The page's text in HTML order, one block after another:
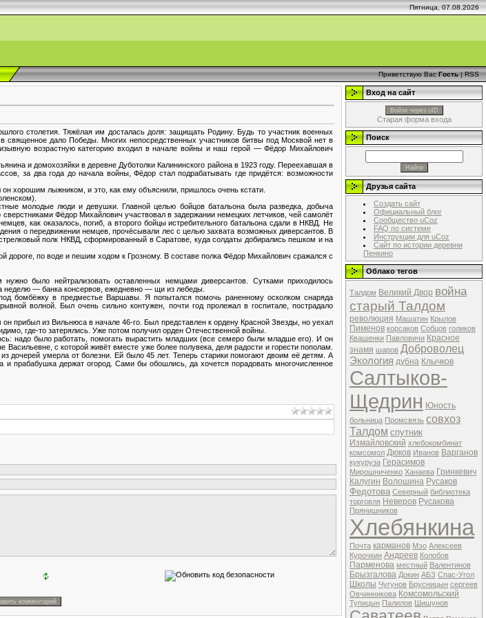
Пятница, 07.08.2026
Приветствую Вас Гость|RSS
столетия. Тяжёлая им досталась доля: защищать Родину. Будь то участник военных
священное дало Победы. Многих непосредственных участников битвы под Москвой нет в
возрастную категорию входил в начале войны и наш герой — Фёдор Михайлович
и домохозяйки в деревне Дуботолки Калининского района в 1923 году. Переехавшая в
за два года до начала войны, Фёдор стал подрабатывать где придётся: возможности
хорошим лыжником, и это, как ему объяснили, пришлось очень кстати.
молодые люди и девушки. Главной целью бойцов батальона была разведка, добыча
Фёдор Михайлович участвовал в задержании немецких летчиков, чей самолёт
как оказалось, погиб, а второго бойцы истребительного батальона сдали в НКВД. Не
о передвижении немцев, прочёсывали лес с целью захвата возможных диверсантов. В
полк НКВД, сформированный в Саратове, куда солдаты добирались пешком и на
дороге, по воде и пешим ходом к Грозному. В составе полка Фёдор Михайлович сражался с
было нейтрализовать оставленных немцами диверсантов. Сутками приходилось
неделю — банка консервов, ежедневно — щи из лебеды.
бомбёжку в предместье Варшавы. Я попытался помочь раненному осколком снаряда
волной. Был очень сильно контужен, почти год пролежал в госпитале, пострадало
прибыл из Вильнюса в начале 46-го. Был представлен к ордену Красной Звезды, но уехал
где-то затерялись. Уже потом получил орден Отечественной войны.
надо было работать, помогать вырастить младших (все семеро были младше его). И он
с которой живёт вместе уже более полувека, деля радости и горести пополам.
дочерей умерла от болезни. Ей было 45 лет. Теперь старики помогают двоим её детям. А
прабабушка держат огород. Сами бы обошлись, да хочется порадовать многочисленное
Вход на сайт
Войти через uID
Старая форма входа
Поиск
Друзья сайта
Создать сайт
Официальный блог
Сообщество uCoz
FAQ по системе
Инструкции для uCoz
Сайт по истории деревни
Пенкино
Облако тегов
Талдом Великий Двор война
старый Талдом
революция Машатин Крылов
Пименов корсаков Собцов голиков
Квашенки Павловичи Красное
знамя шаров Доброволец
Экология дубна Клычков
Салтыков-
Щедрин Юность
больница Промсвязь совхоз
Талдом спутник
Измайловский хлебокомбинат
комсомол Дюков Иванов Варганов
кукуруза Герасимов
Мирошниченко Ханаева Гринкевич
Калугин Волошина Русаков
Федотова Северный библиотека
торговля Неверов Русакова
Прянишников
Хлебянкина
Почта карманов Мэо Алексеев
Курочкин Андреев Колобов
Парменова местный Валентинов
Брызгалова Докин АБЗ Спас-Угол
Школы Чугунов Брусницын сергеев
Овчинникова Комсомольский
Тупицын Палилов Шишунов